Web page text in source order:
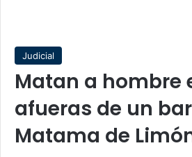
Judicial
Matan a hombre
afueras de un
Matama de